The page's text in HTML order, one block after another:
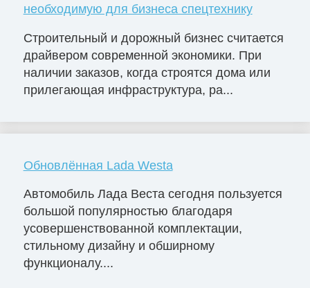
необходимую для бизнеса спецтехнику
Строительный и дорожный бизнес считается
драйвером современной экономики. При
наличии заказов, когда строятся дома или
прилегающая инфраструктура, ра...
Обновлённая Lada Westa
Автомобиль Лада Веста сегодня пользуется
большой популярностью благодаря
усовершенствованной комплектации,
стильному дизайну и обширному
функционалу....